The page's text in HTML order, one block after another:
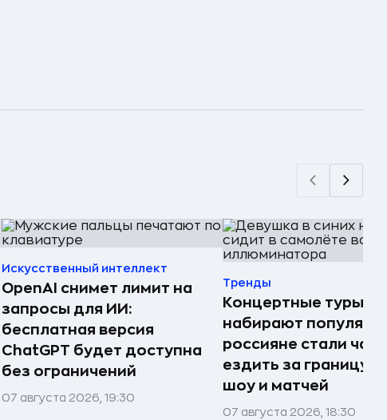
Искусственный интеллект
OpenAI снимет лимит на
запросы для ИИ:
бесплатная версия
ChatGPT будет доступна
без ограничений
07 августа 2026, 19:30
Тренды
Концертные туры
набирают
россияне стали
ездить за границу
шоу и матчей
07 августа 2026, 18:30